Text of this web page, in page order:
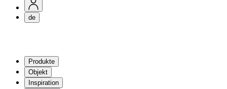
de
Produkte
Objekt
Inspiration